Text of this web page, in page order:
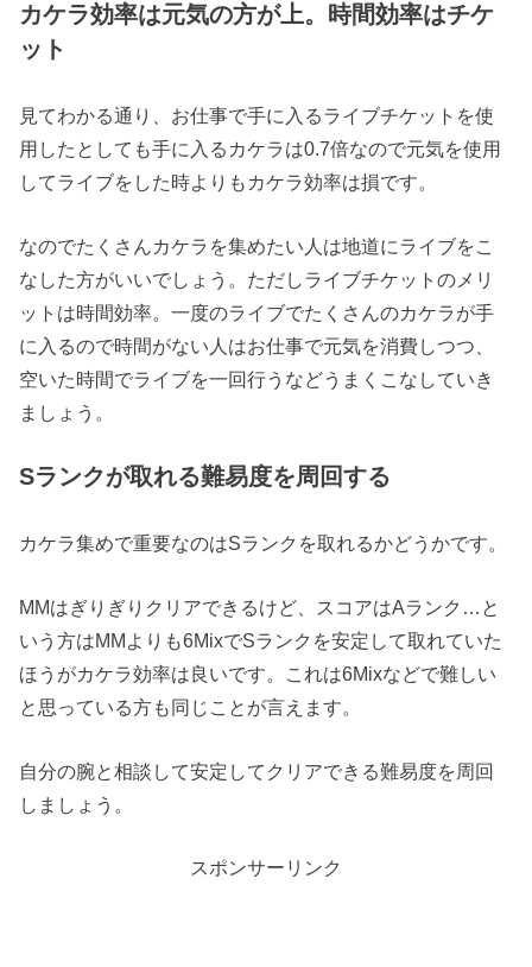
カケラ効率は元気の方が上。時間効率はチケ
ット
見てわかる通り、お仕事で手に入るライブチケットを使
用したとしても手に入るカケラは0.7倍なので元気を使用
してライブをした時よりもカケラ効率は損です。
なのでたくさんカケラを集めたい人は地道にライブをこ
なした方がいいでしょう。ただしライブチケットのメリ
ットは時間効率。一度のライブでたくさんのカケラが手
に入るので時間がない人はお仕事で元気を消費しつつ、
空いた時間でライブを一回行うなどうまくこなしていき
ましょう。
Sランクが取れる難易度を周回する
カケラ集めで重要なのはSランクを取れるかどうかです。
MMはぎりぎりクリアできるけど、スコアはAランク…と
いう方はMMよりも6MixでSランクを安定して取れていた
ほうがカケラ効率は良いです。これは6Mixなどで難しい
と思っている方も同じことが言えます。
自分の腕と相談して安定してクリアできる難易度を周回
しましょう。
スポンサーリンク